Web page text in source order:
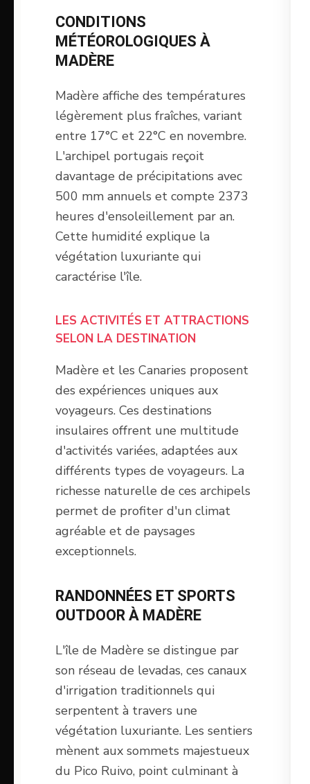
CONDITIONS
MÉTÉOROLOGIQUES À
MADÈRE
Madère affiche des températures
légèrement plus fraîches, variant
entre 17°C et 22°C en novembre.
L'archipel portugais reçoit
davantage de précipitations avec
500 mm annuels et compte 2373
heures d'ensoleillement par an.
Cette humidité explique la
végétation luxuriante qui
caractérise l'île.
LES ACTIVITÉS ET ATTRACTIONS
SELON LA DESTINATION
Madère et les Canaries proposent
des expériences uniques aux
voyageurs. Ces destinations
insulaires offrent une multitude
d'activités variées, adaptées aux
différents types de voyageurs. La
richesse naturelle de ces archipels
permet de profiter d'un climat
agréable et de paysages
exceptionnels.
RANDONNÉES ET SPORTS
OUTDOOR À MADÈRE
L'île de Madère se distingue par
son réseau de levadas, ces canaux
d'irrigation traditionnels qui
serpentent à travers une
végétation luxuriante. Les sentiers
mènent aux sommets majestueux
du Pico Ruivo, point culminant à